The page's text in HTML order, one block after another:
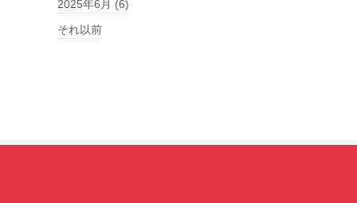
2025年6月 (6)
それ以前